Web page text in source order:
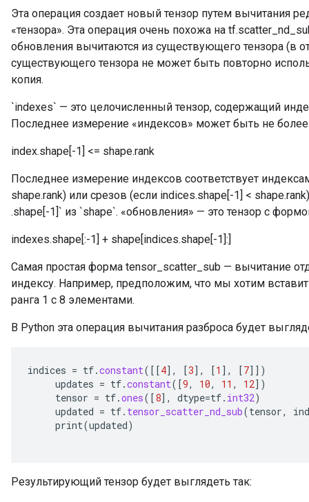
Эта операция создает новый тензор путем вычитания
«тензора». Эта операция очень похожа на
обновления вычитаются из существующего тензора (в
существующего тензора не может быть повторно
копия.
`indexes` — это целочисленный тензор, содержащий
Последнее измерение «индексов» может быть не
index.shape[-1] <= shape.rank
Последнее измерение индексов соответствует
shape.rank) или срезов (если indices.shape[-1] <
.shape[-1]` из `shape`. «обновления» — это тензор с
indexes.shape[:-1] + shape[indices.shape[-1]:]
Самая простая форма tensor_scatter_sub — вычитание
индексу. Например, предположим, что мы хотим
ранга 1 с 8 элементами.
В Python эта операция вычитания разброса будет
indices = tf.constant( [[4] , [3] , [1 ] , [7]] )
updates = tf.constant( [9, 10, 11 , 12] )
tensor = tf.ones( [8] , dtype=tf. int32)
updated = tf. tensor_scatter_nd_sub(tensor,
print(updated)
Результирующий тензор будет выглядеть так: